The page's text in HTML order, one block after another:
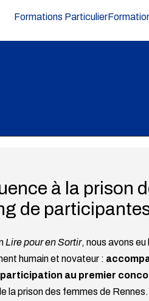
Formations Particulier
à des projets qui
universités et autres
à la prison
de
Lire pour en Sortir, nous avons eu
humain et novateur :
au premier
la prison des femmes de Rennes.